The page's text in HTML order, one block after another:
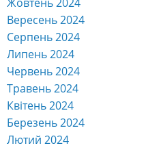
Грудень 2021
Листопад 2021
Жовтень 2021
Вересень 2021
Серпень 2021
Липень 2021
Червень 2021
Травень 2021